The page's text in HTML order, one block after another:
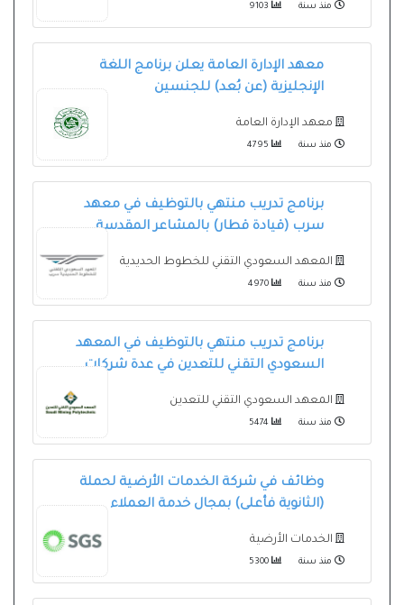
منذ سنة
معهد الإدارة العامة يعلن برنامج اللغة
الإنجليزية (عن بُعد) للجنسين
معهد الإدارة العامة
منذ سنة
برنامج تدريب منتهي بالتوظيف في معهد
سرب (قيادة قطار) بالمشاعر المقدسة
المعهد السعودي التقني للخطوط الحديدية
منذ سنة
برنامج تدريب منتهي بالتوظيف في المعهد
السعودي التقني للتعدين في عدة شركات
المعهد السعودي التقني للتعدين
منذ سنة
وظائف في شركة الخدمات الأرضية لحملة
(الثانوية فأعلى) بمجال خدمة العملاء
الخدمات الأرضية
منذ سنة